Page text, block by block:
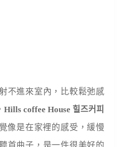
不進來室內，比較鬆弛感
Hills coffee House 힐즈커피
像是在家裡的感受，緩慢